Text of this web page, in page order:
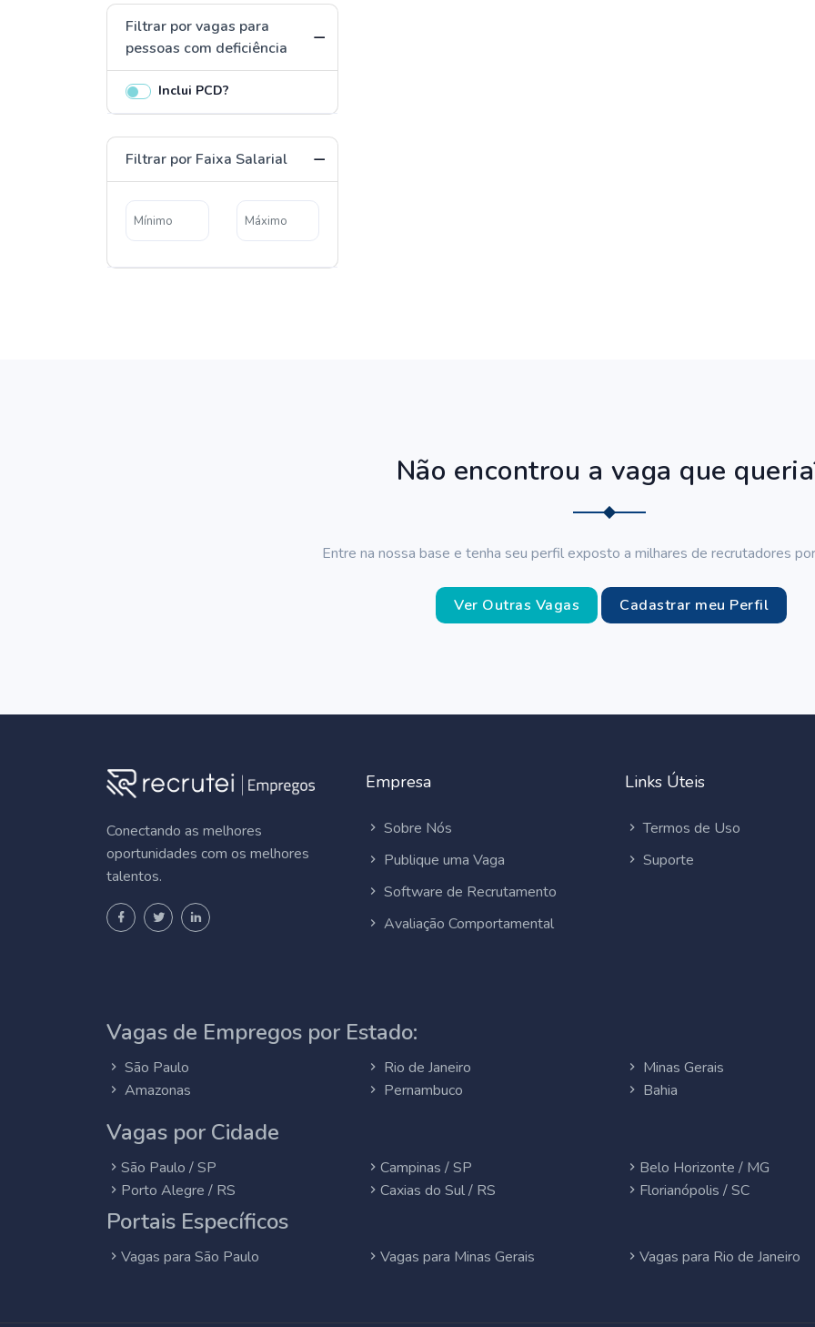
Filtrar por vagas para
pessoas com deficiência
Inclui PCD?
Filtrar por Faixa Salarial
Não encontrou a vaga que
Entre na nossa base e tenha seu perfil exposto a milhares de recrutadores
Ver Outras Vagas Cadastrar meu Perfil
Conectando as melhores
oportunidades com os melhores
talentos.
Empresa
Sobre Nós
Publique uma Vaga
Software de Recrutamento
Avaliação Comportamental
Links Úteis
Termos de Uso
Suporte
Vagas de Empregos por Estado:
São Paulo Rio de Janeiro
Minas Gerais
Amazonas
Pernambuco Bahia
Vagas por Cidade
São Paulo / SP Campinas / SP
Belo Horizonte / MG
Porto Alegre / RS
Caxias do Sul / RS Florianópolis / SC
Portais Específicos
Vagas para São Paulo Vagas para Minas Gerais Vagas para Rio de Janeiro